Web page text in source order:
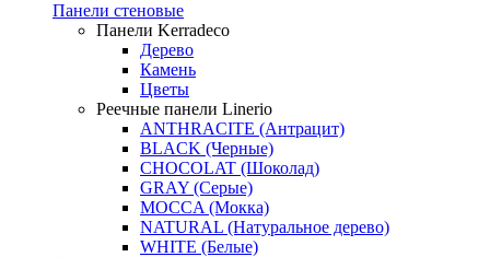
Панели стеновые
Панели Kerradeco
Дерево
Камень
Цветы
Реечные панели Linerio
ANTHRACITE (Антрацит)
BLACK (Черные)
CHOCOLAT (Шоколад)
GRAY (Серые)
MOCCA (Мокка)
NATURAL (Натуральное дерево)
WHITE (Белые)